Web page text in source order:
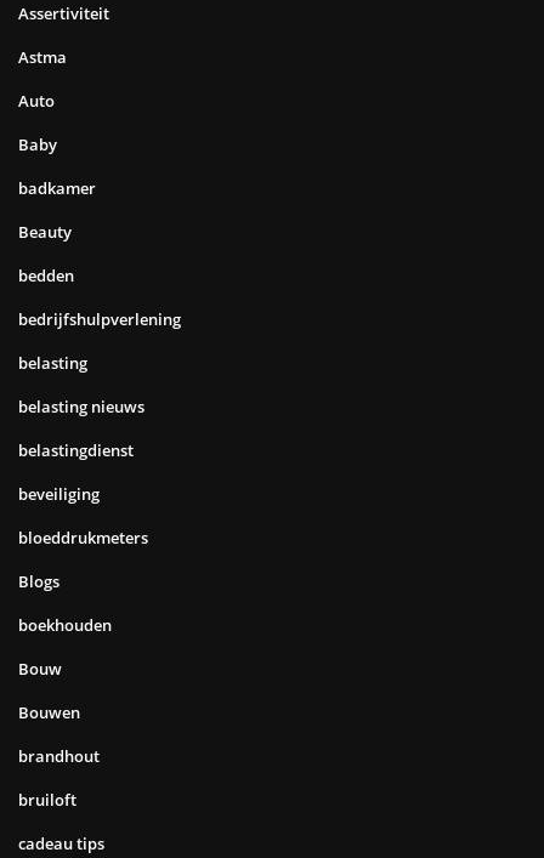
Assertiviteit
Astma
Auto
Baby
badkamer
Beauty
bedden
bedrijfshulpverlening
belasting
belasting nieuws
belastingdienst
beveiliging
bloeddrukmeters
Blogs
boekhouden
Bouw
Bouwen
brandhout
bruiloft
cadeau tips